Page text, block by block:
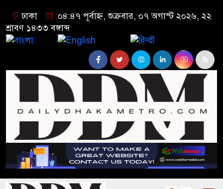
ঢাকা
০৪:৪৭ পূর্বাহ্ন, শুক্রবার, ০৭ অগাস্ট ২০২৬, ২২
শ্রাবণ ১৪৩৩ বঙ্গাব্দ